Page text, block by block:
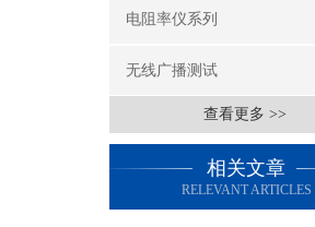
电阻率仪系列
无线广播测试
查看更多 >>
相关文章
RELEVANT ARTICLES